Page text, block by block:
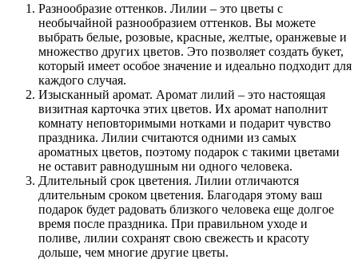
Разнообразие оттенков. Лилии – это цветы с
необычайной разнообразием оттенков. Вы можете
выбрать белые, розовые, красные, желтые, оранжевые и
множество других цветов. Это позволяет создать букет,
который имеет особое значение и идеально подходит для
каждого случая.
Изысканный аромат. Аромат лилий – это настоящая
визитная карточка этих цветов. Их аромат наполнит
комнату неповторимыми нотками и подарит чувство
праздника. Лилии считаются одними из самых
ароматных цветов, поэтому подарок с такими цветами
не оставит равнодушным ни одного человека.
Длительный срок цветения. Лилии отличаются
длительным сроком цветения. Благодаря этому ваш
подарок будет радовать близкого человека еще долгое
время после праздника. При правильном уходе и
поливе, лилии сохранят свою свежесть и красоту
дольше, чем многие другие цветы.